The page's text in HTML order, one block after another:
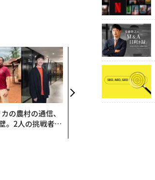
の農村の通信、
。2人の挑戦者が
“泊まる”を超えて──エ
スパシオが描く、新しい
日本のラグジュアリー
（前編）